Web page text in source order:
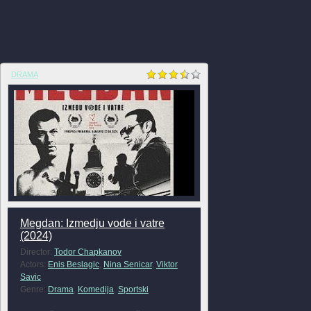
DRAMA
Megdan: Izmedju vode i vatre
(2024)
Director: Todor Chapkanov
Actors: Enis Beslagic, Nina Senicar, Viktor
Savic
Genre: Drama, Komedija, Sportski